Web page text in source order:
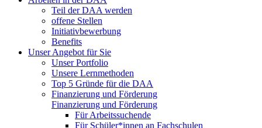
Teil der DAA werden
offene Stellen
Initiativbewerbung
Benefits
Unser Angebot für Sie
Unser Portfolio
Unsere Lernmethoden
Top 5 Gründe für die DAA
Finanzierung und Förderung
Finanzierung und Förderung
Für Arbeitssuchende
Für Schüler*innen an Fachschulen